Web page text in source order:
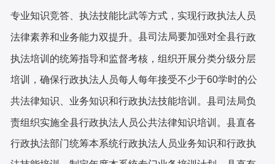
专业知识竞答、执法技能比武等方式，实现行政执法人员
法律素养和业务能力双提升。县司法局要加强对全县行政
执法培训的统筹指导和监督考核，组织开展分类分级分层
培训，确保行政执法人员每人每年接受不少于60学时的公
共法律知识、业务知识和行政执法技能培训。县司法局负
责组织实施全县行政执法人员公共法律知识培训。县直各
行政执法部门统筹本系统行政执法人员业务知识和行政执